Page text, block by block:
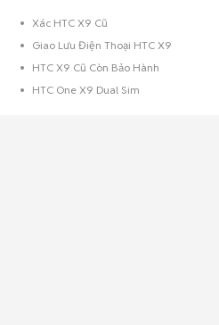
Xác HTC X9 Cũ
Giao Lưu Điện Thoại HTC X9
HTC X9 Cũ Còn Bảo Hành
HTC One X9 Dual Sim